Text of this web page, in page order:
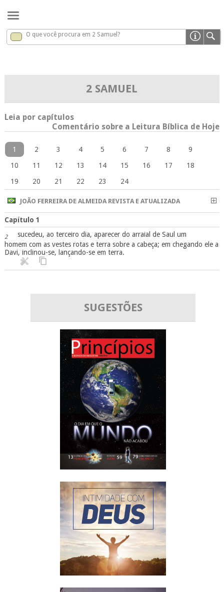
2 Samuel x
O que você procura em 2 Samuel?
2 SAMUEL
Leia por capítulos
Comentário sobre a Leitura Bíblica de Hoje
1 2 3 4 5 6 7 8
9
10
11 12 13 14 15 16 17
18
19
20 21 22 23 24
JOÃO FERREIRA DE ALMEIDA REVISTA E ATUALIZADA
Capítulo 1
2
sucedeu, ao terceiro dia, aparecer do arraial de Saul um
homem com as vestes rotas e terra sobre a cabeça; em chegando ele a
Davi, inclinou-se, lançando-se em terra.
SUGESTÕES